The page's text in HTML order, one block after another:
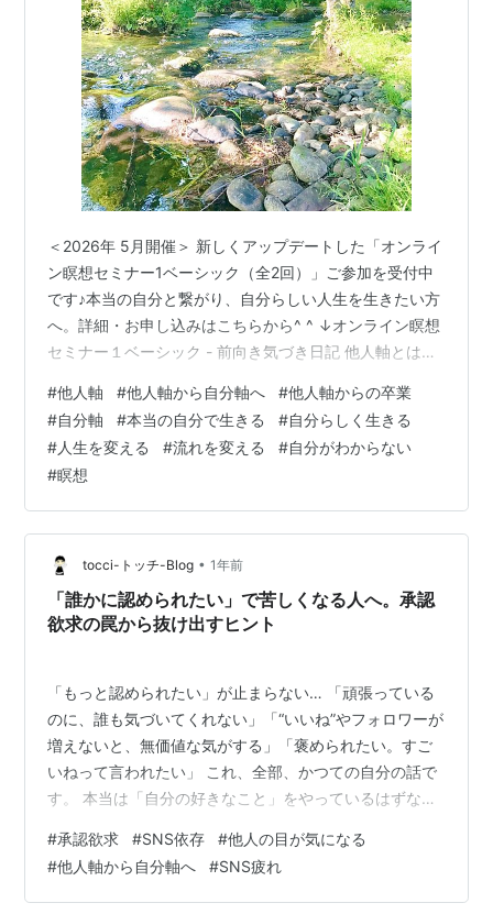
＜2026年 5月開催＞ 新しくアップデートした「オンライ
ン瞑想セミナー1ベーシック（全2回）」ご参加を受付中
です♪本当の自分と繋がり、自分らしい人生を生きたい方
へ。詳細・お申し込みはこちらから^ ^ ↓オンライン瞑想
セミナー１ベーシック - 前向き気づき日記 他人軸とは、
ものに 選択の責任を委ねている状態のこと。 人生の大き
な選択だけでなく、 実は、日常の小さな選択で 気づかな
いうちにそうしていることも多いものです。 今日は、他
人軸とはどういうものかや、 自分軸で生きるにはどうす
ればいいか、 また、人の意見に流されやすい人や、 人と
いると自…
#他人軸 #他人軸から自分軸へ #他人軸からの卒業
#自分軸 #本当の自分で生きる #自分らしく生きる
#人生を変える #流れを変える #自分がわからない
#瞑想
tocci-トッチ-Blog • 1年前
「誰かに認められたい」で苦しくなる人へ。承認
欲求の罠から抜け出すヒント
「もっと認められたい」が止まらない… 「頑張っている
のに、誰も気づいてくれない」「“いいね”やフォロワーが
増えないと、無価値な気がする」「褒められたい。すご
いねって言われたい」 これ、全部、かつての自分の話で
す。 本当は「自分の好きなこと」をやっているはずなの
けなくなっていく。 誰かに認められたい。でも、認めら
れないと虚しくなる。認められようと頑張るけど、心は
どんどん疲れていく──。 承認欲求が強すぎると、人生は
#承認欲求 #SNS依存 #他人の目が気になる
#他人軸から自分軸へ #SNS疲れ